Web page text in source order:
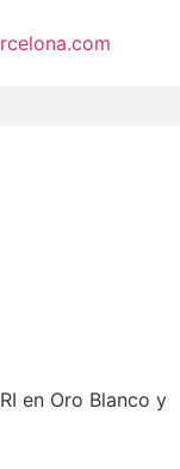
en Oro Blanco y